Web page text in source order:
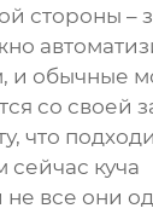
стороны –
и обычные
со своей
что
сейчас куча
все они